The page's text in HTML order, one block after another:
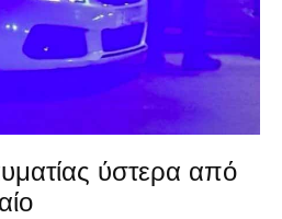
ύστερα από